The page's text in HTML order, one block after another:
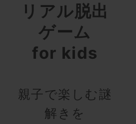
リアル脱出
ゲーム
for kids
親子で楽しむ謎
解きを